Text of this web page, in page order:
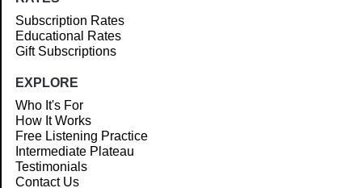
Subscription Rates
Educational Rates
Gift Subscriptions
EXPLORE
Who It's For
How It Works
Free Listening Practice
Intermediate Plateau
Testimonials
Contact Us